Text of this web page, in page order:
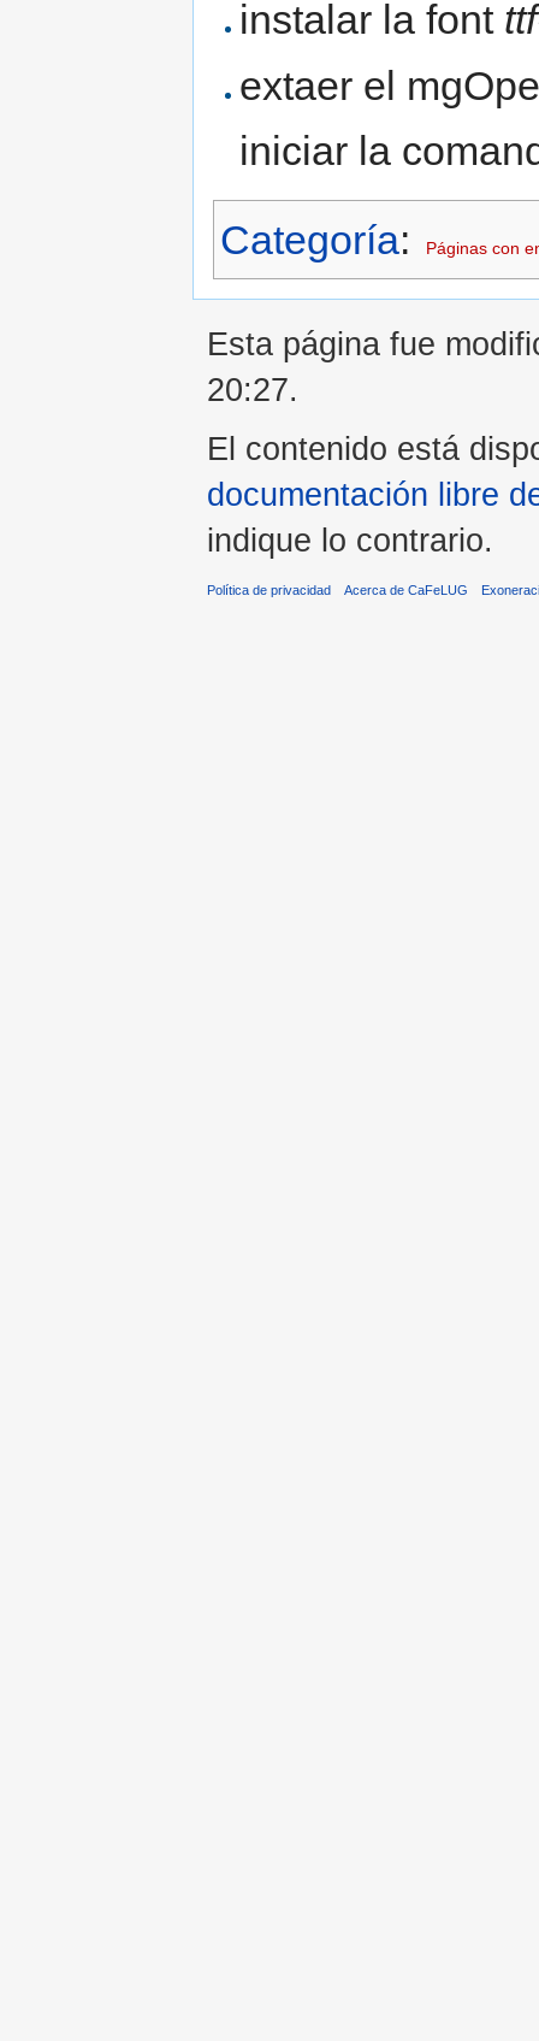
instalar la font
extaer el
iniciar la
Categoría: Páginas con
Esta página fue
20:27.
El contenido está
documentación libre
indique lo contrario.
Política de privacidad Acerca de CaFeLUG